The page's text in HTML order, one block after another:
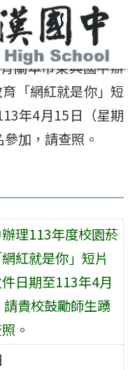
有關本市東興國中辦
「網紅就是你」短
年4月15日（星期
加，請查照。
理113年度校園菸
紅就是你」短片
日期至113年4月
貴校鼓勵師生踴
。